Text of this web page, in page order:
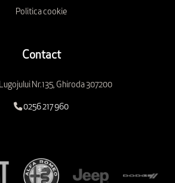
Politica cookie
Contact
Nr.135, Ghiroda 307200
0256 217 960